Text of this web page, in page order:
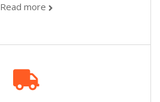
Read more